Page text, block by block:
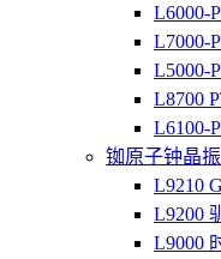
L6000-
L7000-
L5000-
L8700
L6100-
铷原子钟晶振
L9210
L9200
L9000